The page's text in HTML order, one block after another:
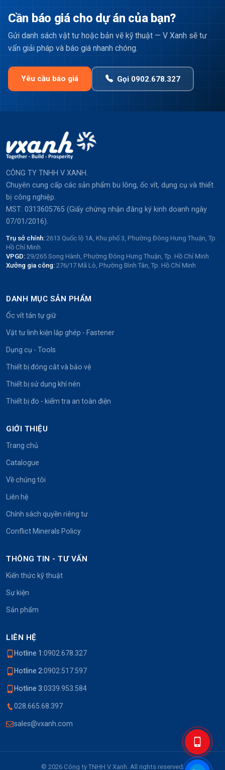
Cần báo giá cho dự án của bạn?
Gửi danh sách vật tư hoặc bản vẽ kỹ thuật — V Xanh sẽ tư
vấn giải pháp và báo giá nhanh chóng.
Yêu cầu báo giá Gọi 0902.678.327
CÔNG TY TNHH V XANH.
Chuyên cung cấp các sản phẩm bu lông, ốc vít, dụng cụ và thiết
bị công nghiệp.
MST: 0313605765 (Giấy chứng nhận đăng ký kinh doanh ngày
07/01/2016).
Trụ sở chính: 2613 Quốc lộ 1A, Khu phố 3, Phường Đông Hưng Thuận, Tp.
Hồ Chí Minh
VPGD: 29/265 Song Hành, Phường Đông Hưng Thuận, Tp. Hồ Chí Minh
Xưởng gia công: 276/17 Mã Lò, Phường Bình Tân, Tp. Hồ Chí Minh
DANH MỤC SẢN PHẨM
Ốc vít tán tự giữ
Vật tư linh kiện lắp ghép - Fastener
Dụng cụ - Tools
Thiết bị đóng cắt và bảo vệ
Thiết bị sử dụng khí nén
Thiết bị đo - kiểm tra an toàn điện
GIỚI THIỆU
Trang chủ
Catalogue
Về chúng tôi
Liên hệ
Chính sách quyền riêng tư
Conflict Minerals Policy
THÔNG TIN - TƯ VẤN
Kiến thức kỹ thuật
Sự kiện
Sản phẩm
LIÊN HỆ
Hotline 1:0902.678.327
Hotline 2:0902.517.597
Hotline 3:0339.953.584
028.665.68.397
sales@vxanh.com
© 2026 Công ty TNHH V Xanh. All rights reserved.